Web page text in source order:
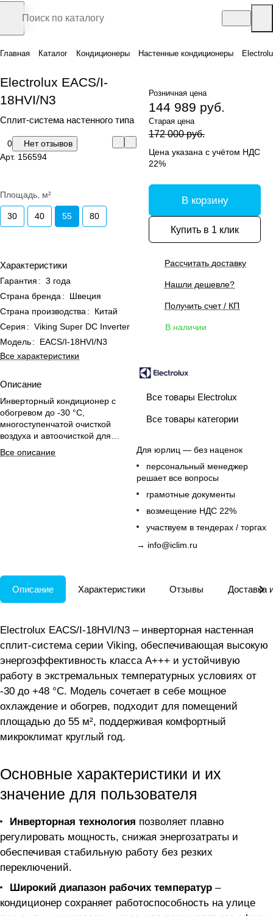
Главная Каталог Кондиционеры Настенные кондиционеры
Electrolux EACS/I-
18HVI/N3
Сплит-система настенного типа
0
Нет отзывов
Арт. 156594
Площадь, м²
30 40 55 80
Характеристики
Гарантия : 3 года
Страна бренда :
Швеция
Страна производства :
Китай
Серия : Viking Super DC Inverter
Модель:
EACS/I-18HVI/N3
Все характеристики
Описание
Инверторный кондиционер с
обогревом до -30 °C,
многоступенчатой очисткой
воздуха и автоочисткой для
комфортного климата круглый
год
Все описание
Розничная цена
144 989 руб.
Старая цена
172 000 руб.
Цена указана с учётом НДС
22%
В корзину
Купить в 1 клик
Рассчитать доставку
Нашли дешевле?
Получить счет / КП
В наличии
Все товары Electrolux
Все товары категории
Для юрлиц — без наценок
персональный менеджер
решает все вопросы
грамотные документы
возмещение НДС 22%
участвуем в тендерах / торгах
→ info@iclim.ru
Описание Характеристики Отзывы Доставка
Electrolux EACS/I-18HVI/N3 – инверторная настенная
сплит-система серии Viking, обеспечивающая высокую
энергоэффективность класса A+++ и устойчивую
работу в экстремальных температурных условиях от
-30 до +48 °C. Модель сочетает в себе мощное
охлаждение и обогрев, подходит для помещений
площадью до 55 м², поддерживая комфортный
микроклимат круглый год.
Основные характеристики и их
значение для пользователя
Инверторная технология позволяет плавно
регулировать мощность, снижая энергозатраты и
обеспечивая стабильную работу без резких
переключений.
Широкий диапазон рабочих температур –
кондиционер сохраняет работоспособность на улице